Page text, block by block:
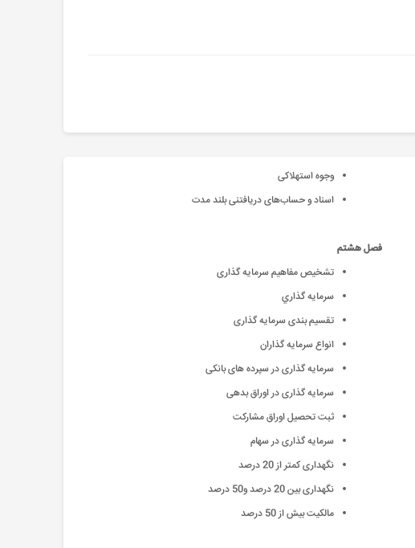
وجوه استهلاکی
اسناد و حساب‌های دریافتنی بلند مدت
فصل هشتم
تشخیص مفاهیم سرمایه گذاری
سرمايه گذاري
تقسیم بندی سرمایه گذاری
انواع سرمايه گذاران
سرمایه گذاری در سپرده های بانکی
سرمایه گذاری در اوراق بدهی
ثبت تحصیل اوراق مشارکت
سرمایه گذاری در سهام
نگهداری کمتر از 20 درصد
نگهداری بین 20 درصد و50 درصد
مالکیت بیش از 50 درصد